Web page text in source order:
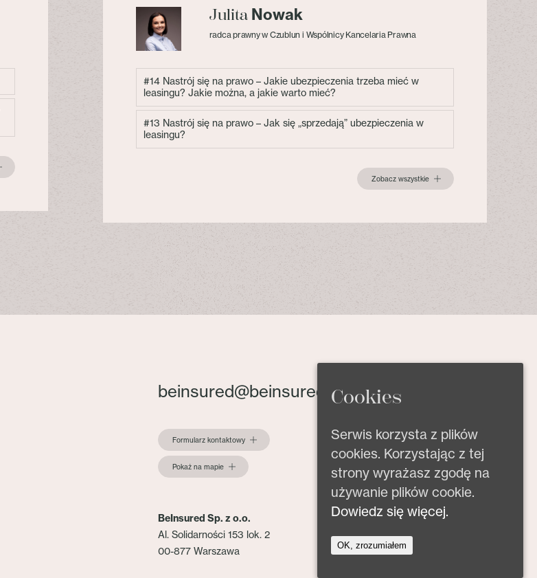
Julita Nowak
radca prawny w Czublun i Wspólnicy Kancelaria Prawna
#14 Nastrój się na prawo – Jakie ubezpieczenia trzeba mieć w
leasingu? Jakie można, a jakie warto mieć?
#13 Nastrój się na prawo – Jak się „sprzedają” ubezpieczenia w
leasingu?
Zobacz wszystkie
beinsured@beinsured.pl
Formularz kontaktowy
Pokaż na mapie
BeInsured Sp. z o.o.
Al. Solidarności 153 lok. 2
00-877 Warszawa
Cookies
Serwis korzysta z plików
cookies. Korzystając z tej
strony wyrażasz zgodę na
używanie plików cookie.
Dowiedz się więcej.
OK, zrozumiałem